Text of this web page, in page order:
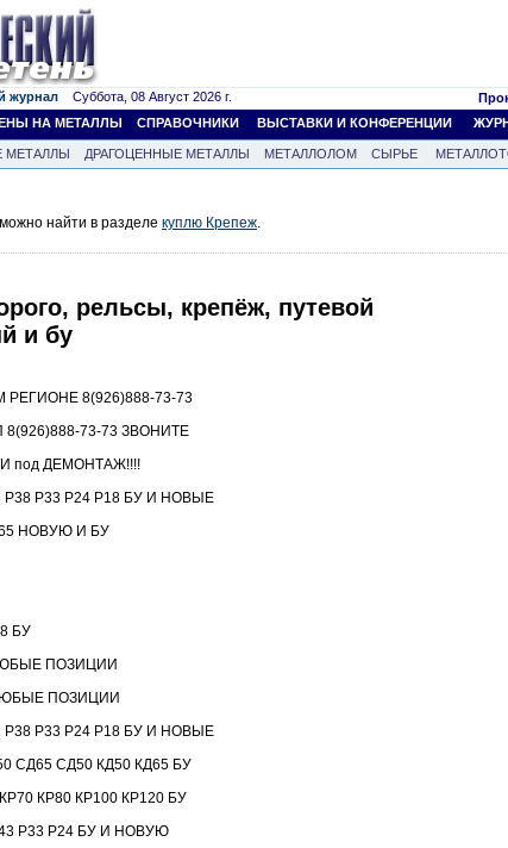
журнал Суббота, 08 Август 2026 г.
НА МЕТАЛЛЫ СПРАВОЧНИКИ ВЫСТАВКИ И КОНФЕРЕНЦИИ
МЕТАЛЛЫ ДРАГОЦЕННЫЕ МЕТАЛЛЫ МЕТАЛЛОЛОМ СЫРЬЕ
найти в разделе куплю Крепеж.
рельсы, крепёж, путевой
и бу
8(926)888-73-73
73-73 ЗВОНИТЕ
под ДЕМОНТАЖ!!!!
Р33 Р24 Р18 БУ И НОВЫЕ
НОВУЮ И БУ
БУ
ПОЗИЦИИ
ПОЗИЦИИ
Р33 Р24 Р18 БУ И НОВЫЕ
СД65 СД50 КД50 КД65 БУ
КР80 КР100 КР120 БУ
Р33 Р24 БУ И НОВУЮ